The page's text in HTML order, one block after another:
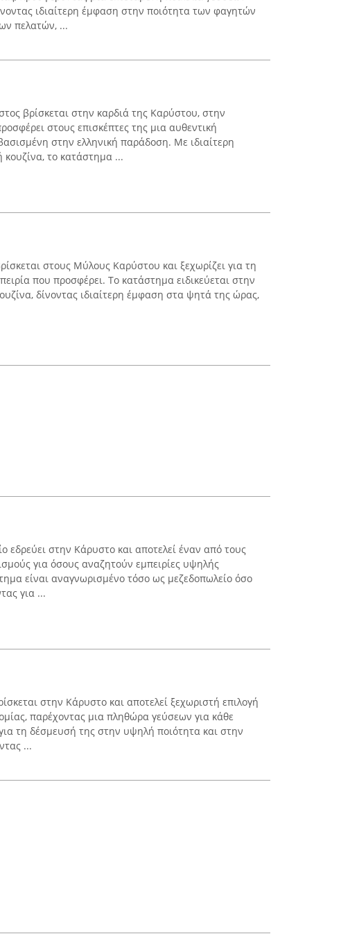
ιδιαίτερη έμφαση στην ποιότητα των φαγητών
πελατών, ...
βρίσκεται στην καρδιά της Καρύστου, στην
στους επισκέπτες της μια αυθεντική
στην ελληνική παράδοση. Με ιδιαίτερη
το κατάστημα ...
στους Μύλους Καρύστου και ξεχωρίζει για τη
που προσφέρει. Το κατάστημα ειδικεύεται στην
δίνοντας ιδιαίτερη έμφαση στα ψητά της ώρας,
εδρεύει στην Κάρυστο και αποτελεί έναν από τους
για όσους αναζητούν εμπειρίες υψηλής
είναι αναγνωρισμένο τόσο ως μεζεδοπωλείο όσο
για ...
στην Κάρυστο και αποτελεί ξεχωριστή επιλογή
παρέχοντας μια πληθώρα γεύσεων για κάθε
τη δέσμευσή της στην υψηλή ποιότητα και στην
...